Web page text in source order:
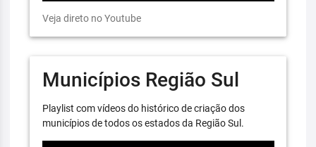
Veja direto no Youtube
Municípios Região Sul
Playlist com vídeos do histórico de criação dos
municípios de todos os estados da Região Sul.